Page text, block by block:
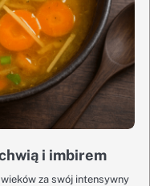
i imbirem
za swój intensywny